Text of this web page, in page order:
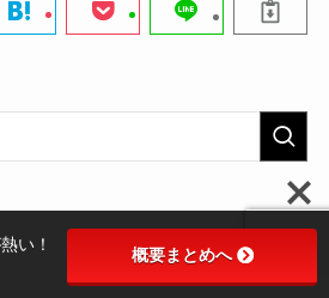
い！
概要まとめへ